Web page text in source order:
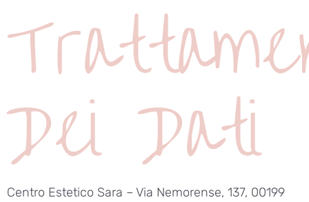
Dei Dati
Centro Estetico Sara – Via Nemorense, 137, 00199